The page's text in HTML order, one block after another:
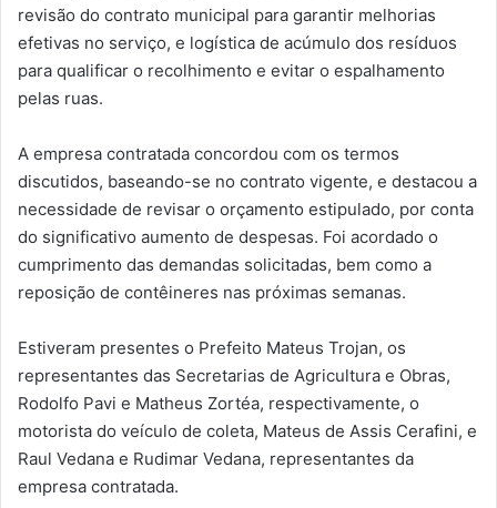
revisão do contrato municipal para garantir melhorias
efetivas no serviço, e logística de acúmulo dos resíduos
para qualificar o recolhimento e evitar o espalhamento
pelas ruas.
A empresa contratada concordou com os termos
discutidos, baseando-se no contrato vigente, e destacou a
necessidade de revisar o orçamento estipulado, por conta
do significativo aumento de despesas. Foi acordado o
cumprimento das demandas solicitadas, bem como a
reposição de contêineres nas próximas semanas.
Estiveram presentes o Prefeito Mateus Trojan, os
representantes das Secretarias de Agricultura e Obras,
Rodolfo Pavi e Matheus Zortéa, respectivamente, o
motorista do veículo de coleta, Mateus de Assis Cerafini, e
Raul Vedana e Rudimar Vedana, representantes da
empresa contratada.